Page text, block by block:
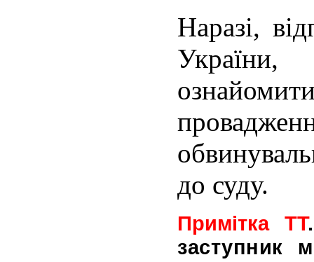
Наразі,
України,
до суду.
Примітка ТТ
заступник